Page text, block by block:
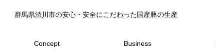
Concept
Business
群馬県渋川市の安心・安全にこだわった国産豚の生産